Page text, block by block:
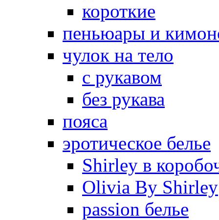
короткие
пеньюары и
чулок на тело
с рукавом
без рукава
пояса
эротическое белье
Shirley в
Olivia By Shirley
passion белье